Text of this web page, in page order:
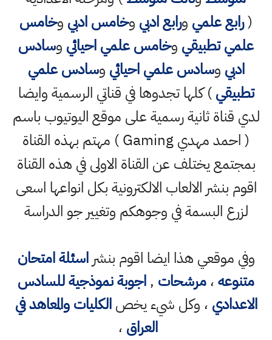
(رابع علمي ورابع ادبي وخامس ادبي وخامس
علمي تطبيقي وخامس علمي احيائي وسادس
ادبي وسادس علمي احيائي وسادس علمي
تطبيقي) كلها تجدوها في قناتي الرسمية وايضا
لدي قناة ثانية رسمية على موقع اليوتيوب باسم
( احمد مهدي Gaming ) مهتم بهذه القناة
بمجتمع يختلف عن القناة الاولى في هذه القناة
اقوم بنشر الالعاب الالكترونية بكل انواعها اسعى
لزرع البسمة في وجوهكم وتغيير جو الدراسة
وفي موقعي هذا ايضا اقوم بنشراسئلة امتحان
متنوعه،مرشحات ,اجوبة نموذجية للسادس
الاعدادي ، وكل شيء يخصالكليات والمعاهد في
العراق ،